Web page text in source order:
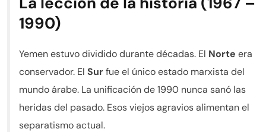
1990)
Yemen estuvo dividido durante décadas. El Norte era
conservador. El Surfue el único estado marxista del
mundo árabe. La unificación de 1990 nunca sanó las
heridas del pasado. Esos viejos agravios alimentan el
separatismo actual.